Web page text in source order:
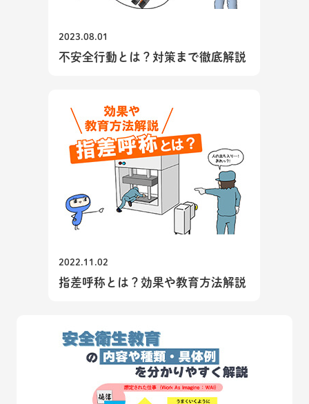
2023.08.01
不安全行動とは？対策まで徹底解説
2022.11.02
指差呼称とは？効果や教育方法解説